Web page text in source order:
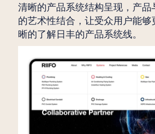
清晰的产品系统结构呈现，产品
的艺术性结合，让受众用户能够
晰的了解日丰的产品系统线。